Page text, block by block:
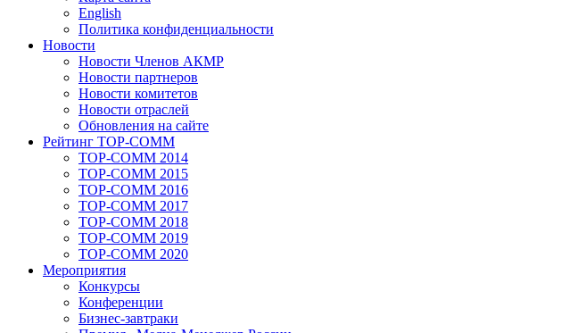
English
Политика конфиденциальности
Новости
Новости Членов АКМР
Новости партнеров
Новости комитетов
Новости отраслей
Обновления на сайте
Рейтинг TOP-COMM
TOP-COMM 2014
TOP-COMM 2015
TOP-COMM 2016
TOP-COMM 2017
TOP-COMM 2018
TOP-COMM 2019
TOP-COMM 2020
Мероприятия
Конкурсы
Конференции
Бизнес-завтраки